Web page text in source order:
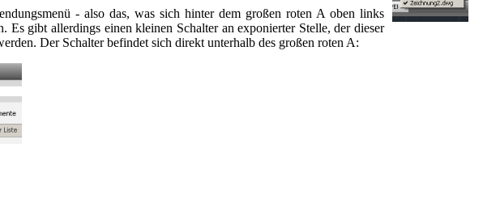
- also das, was sich hinter dem großen roten A oben links
gibt allerdings einen kleinen Schalter an exponierter Stelle, der dieser
Der Schalter befindet sich direkt unterhalb des großen roten A: